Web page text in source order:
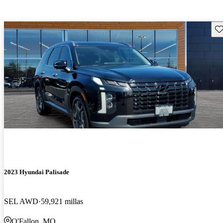
2023 Hyundai Palisade
SEL AWD 59,921 millas